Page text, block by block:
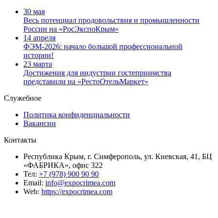
30 мая
Весь потенциал продовольствия и промышленности
России на «РосЭкспоКрым»
14 апреля
ФЭМ-2026: начало большой профессиональной
истории!
23 марта
Достижения для индустрии гостеприимства
представили на «РестоОтельМаркет»
Служебное
Политика конфиденциальности
Вакансии
Контакты
Республика Крым, г. Симферополь, ул. Киевская, 41, БЦ
«ФАБРИКА», офис 322
Тел: +7 (978) 900 90 90
Email: info@expocrimea.com
Web: https://expocrimea.com